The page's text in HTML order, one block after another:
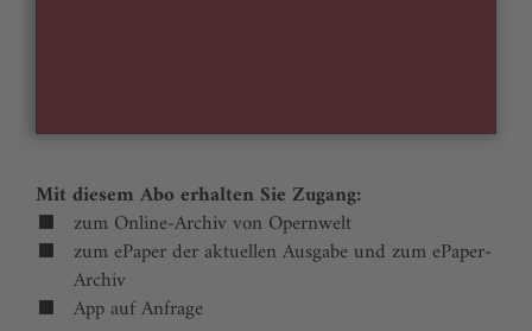
Mit diesem Abo erhalten Sie Zugang:
zum Online-Archiv von Opernwelt
zum ePaper der aktuellen Ausgabe und zum ePaper-
Archiv
App auf Anfrage